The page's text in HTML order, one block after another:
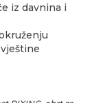
iz davnina i